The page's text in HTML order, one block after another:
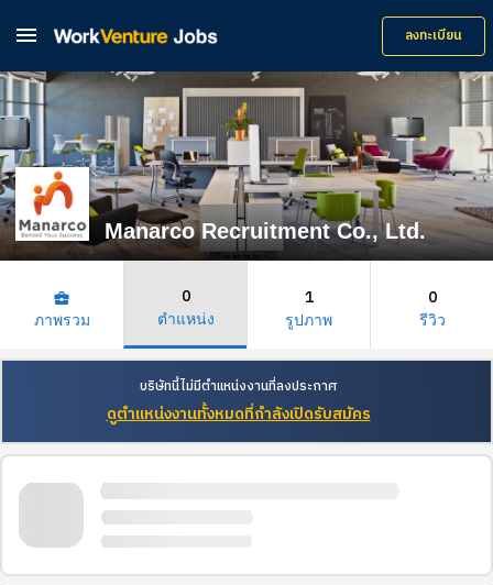
 ลงทะเบียน
Manarco Recruitment Co., Ltd.
business_center
ภาพรวม
0
ตำแหน่ง
1
รูปภาพ
0
รีวิว
บริษัทนี้ไม่มีตำแหน่งงานที่ลงประกาศ
ดูตำแหน่งงานทั้งหมดที่กำลังเปิดรับสมัคร